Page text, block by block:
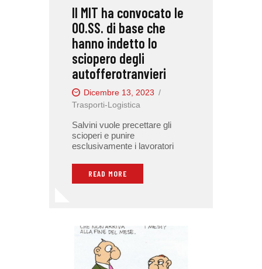
INTERNAZIONALE
RASSEGNA STAMPA
Il MIT ha convocato le
OO.SS. di base che
hanno indetto lo
sciopero degli
autofferotranvieri
Dicembre 13, 2023
Trasporti-Logistica
Salvini vuole precettare gli
scioperi e punire
esclusivamente i lavoratori
READ MORE